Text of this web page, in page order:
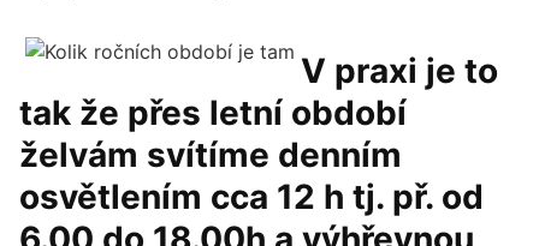
V praxi je to
tak že přes letní období
želvám svítíme denním
osvětlením cca 12 h tj. př. od